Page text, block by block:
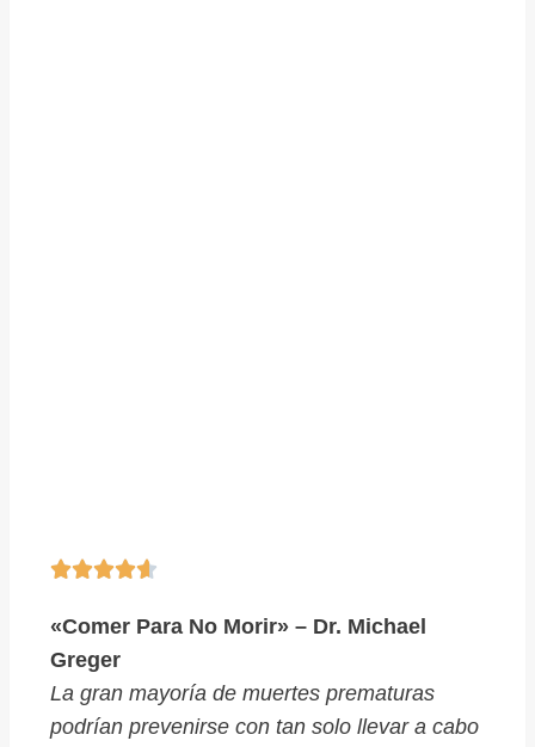

«Comer Para No Morir» – Dr. Michael
Greger
La gran mayoría de muertes prematuras
podrían prevenirse con tan solo llevar a cabo